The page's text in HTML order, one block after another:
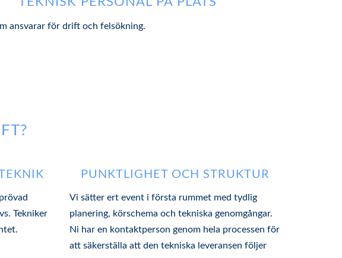
ansvarar för drift och felsökning.
Tekniker
PUNKTLIGHET OCH STRUKTUR
Vi sätter ert event i första rummet med tydlig
planering, körschema och tekniska genomgångar.
Ni har en kontaktperson genom hela processen för
att säkerställa att den tekniska leveransen följer